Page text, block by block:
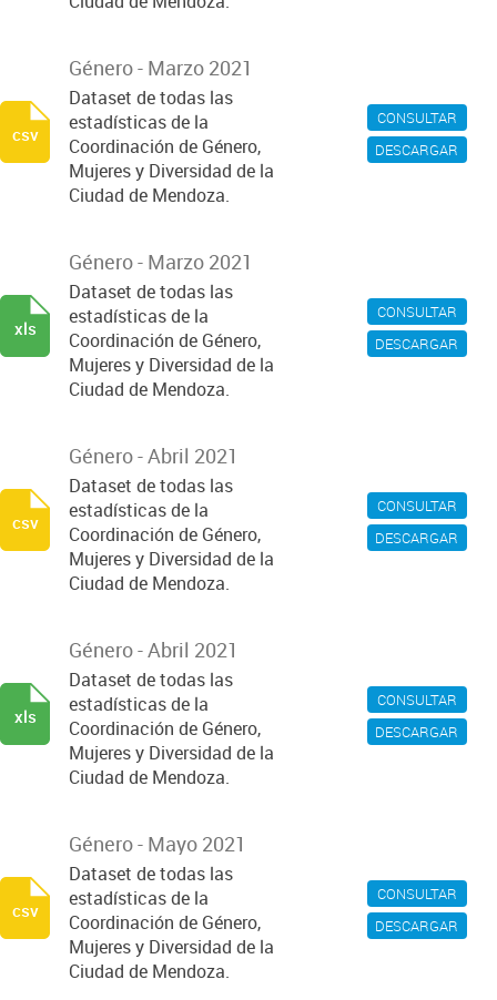
CONSULTAR
DESCARGAR
Género - Marzo 2021
Dataset de todas las
estadísticas de la
Coordinación de Género,
Mujeres y Diversidad de la
Ciudad de Mendoza.
csv
CONSULTAR
DESCARGAR
Género - Marzo 2021
Dataset de todas las
estadísticas de la
Coordinación de Género,
Mujeres y Diversidad de la
Ciudad de Mendoza.
xls
CONSULTAR
DESCARGAR
Género - Abril 2021
Dataset de todas las
estadísticas de la
Coordinación de Género,
Mujeres y Diversidad de la
Ciudad de Mendoza.
csv
CONSULTAR
DESCARGAR
Género - Abril 2021
Dataset de todas las
estadísticas de la
Coordinación de Género,
Mujeres y Diversidad de la
Ciudad de Mendoza.
xls
CONSULTAR
DESCARGAR
Género - Mayo 2021
Dataset de todas las
estadísticas de la
Coordinación de Género,
Mujeres y Diversidad de la
Ciudad de Mendoza.
csv